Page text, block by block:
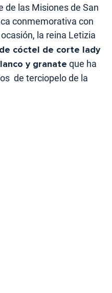
de las Misiones de San
conmemorativa con
la reina Letizia
cóctel de corte lady
y granate que ha
de terciopelo de la